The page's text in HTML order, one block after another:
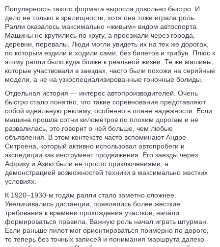
Популярность такого формата выросла довольно быстро. И
дело не только в зрелищности, хотя она тоже играла роль.
Ралли оказалось максимально «живым» видом автоспорта.
Машины не крутились по кругу, а проезжали через города,
деревни, перевалы. Люди могли увидеть их на тех же дорогах,
по которым ездили и ходили сами, без билетов и трибун. Плюс к
этому ралли было куда ближе к реальной жизни. Те же машины,
которые участвовали в заездах, часто были похожи на серийные
модели, а не на узкоспециализированные гоночные болиды.
Отдельная история — интерес автопроизводителей. Очень
быстро стало понятно, что такие соревнования представляют
собой идеальную рекламу, особенно в плане надежности. Если
машина прошла сотни километров по плохим дорогам и не
развалилась, это говорит о ней больше, чем любые
объявления. В этом контексте часто вспоминают Андре
Ситроена, который активно использовал автопробеги и
экспедиции как инструмент продвижения. Его заезды через
Африку и Азию были не просто приключениями, а
демонстрацией возможностей техники в максимально жестких
условиях.
К 1920–1930-м годам ралли стало заметно сложнее.
Увеличивались дистанции, появлялись более жесткие
требования к времени прохождения участков, начали
формироваться правила. Важную роль начал играть штурман.
Если раньше пилот мог ориентироваться примерно по дороге,
то теперь без точных записей и понимания маршрута далеко